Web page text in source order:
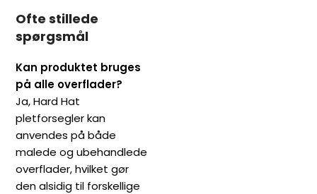
Ofte stillede
spørgsmål
Kan produktet bruges
på alle overflader?
Ja, Hard Hat
pletforsegler kan
anvendes på både
malede og ubehandlede
overflader, hvilket gør
den alsidig til forskellige